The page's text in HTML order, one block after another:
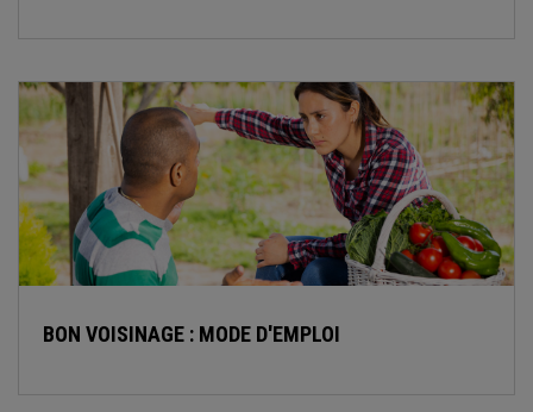
BON VOISINAGE : MODE D'EMPLOI